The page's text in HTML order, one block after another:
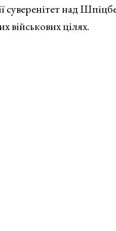
суверенітет над
військових цілях.